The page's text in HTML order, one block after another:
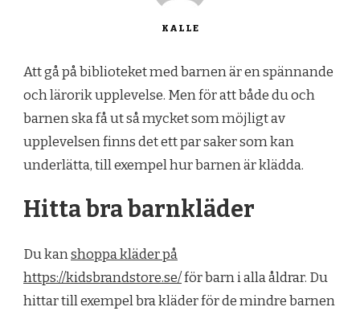
KALLE
Att gå på biblioteket med barnen är en spännande
och lärorik upplevelse. Men för att både du och
barnen ska få ut så mycket som möjligt av
upplevelsen finns det ett par saker som kan
underlätta, till exempel hur barnen är klädda.
Hitta bra barnkläder
Du kanshoppa kläder på
https://kidsbrandstore.se/för barn i alla åldrar. Du
hittar till exempel bra kläder för de mindre barnen